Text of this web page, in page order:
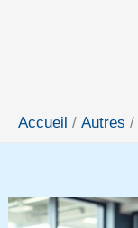
Accueil Autres